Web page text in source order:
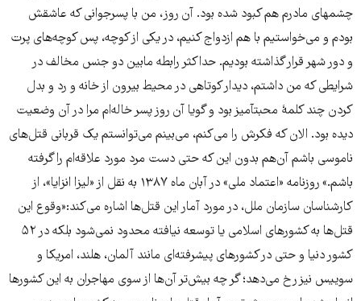
چشم‎های مادرم هم کبود شده بود. آن روز، من با پسرجوانی که عاشقش
بودم و می‌خواستیم با هم ازدواج کنیم، در یکی از کوچه، پس کوچه‌های پرت
و دور شهر قرار گذاشته بودیم. حداکثر رابطه مابین دو جنس مخالف در
شرایطی که من داشتم، دیدار کوتاهی در محیط بیرون از خانه و رد و بدل
کردن چند کلمهٔ محبت‎آمیز بود و گویا آن روز پسر خاله‌ام مرا در آن وضعیت
دیده بود. الان که فکرش را می‌کنم، می‌بینم می‌توانستم یک قربانی قتل‌های
ناموسی باشم آن‌هم بدون این که حتی دست مرد مورد علاقه‌ام را گرفته
باشم.» روزنامه «اعتماد ملی» در آبان ماه ۱۳۸۷ به نقل از «لیزا انزایا»، از
کار‌شناسان سازمان ملل، در مورد آمار این قتل‌ها اشاره می‌کند:«وقوع این
قتل‌ها به کشورهای اسلامی یا توسعه نیافته محدود نمی‌شود بلکه در ۵۲
کشور دنیا و حتی در کشورهای پیشرفته‌ای مانند آلمان، هلند، امریکا و
سوییس نیز رخ می‌دهد؛ گر چه بیش‌تر آن‌ها از سوی مهاجران به این کشور‌ها